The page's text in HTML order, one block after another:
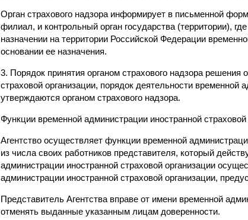
Орган страхового надзора информирует в письменной
филиал, и контрольный орган государства (территории),
назначении на территории Российской Федерации
основании ее назначения.
3. Порядок принятия органом страхового надзора
страховой организации, порядок деятельности временной
утверждаются органом страхового надзора.
Функции временной администрации иностранной страховой
Агентство осуществляет функции временной
из числа своих работников представителя, который
администрации иностранной страховой организации
администрации иностранной страховой организации,
Представитель Агентства вправе от имени временной
отменять выданные указанным лицам доверенности.